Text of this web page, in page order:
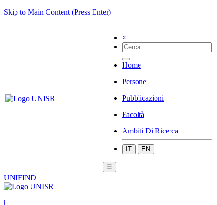
Skip to Main Content (Press Enter)
×
Home
Persone
Pubblicazioni
Facoltà
Ambiti Di Ricerca
IT EN
☰
UNIFIND
|